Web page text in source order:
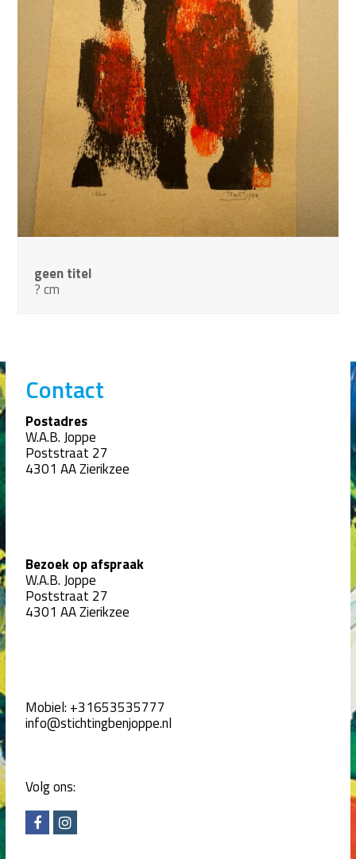
geen titel
? cm
Contact
Postadres
W.A.B. Joppe
Poststraat 27
4301 AA Zierikzee
Bezoek op afspraak
W.A.B. Joppe
Poststraat 27
4301 AA Zierikzee
Mobiel: +31653535777
info@stichtingbenjoppe.nl
Volg ons: